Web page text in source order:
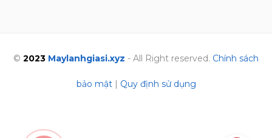
© 2023 Maylanhgiasi.xyz - All Right reserved. Chính sách
bảo mật| Quy định sử dụng